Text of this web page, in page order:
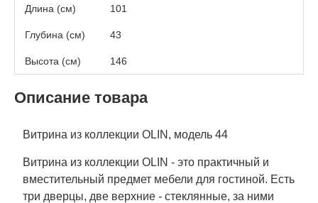
Длина (см) 101
Глубина (см) 43
Высота (см) 146
Описание товара
Витрина из коллекции OLIN, модель 44
Витрина из коллекции OLIN - это практичный и
вместительный предмет мебели для гостиной. Есть
три дверцы, две верхние - стеклянные, за ними